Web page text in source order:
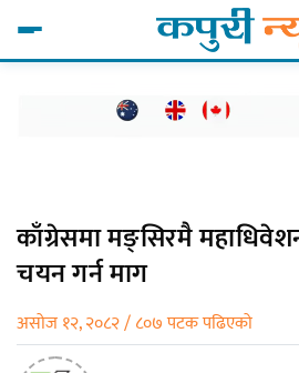
काँग्रेसमा मङ्सिरमै
चयन गर्न माग
असोज १२, २०८२ / ८०७ पटक पढिएको